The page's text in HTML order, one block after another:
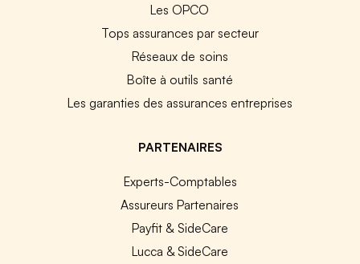
Les OPCO
Tops assurances par secteur
Réseaux de soins
Boîte à outils santé
Les garanties des assurances entreprises
PARTENAIRES
Experts-Comptables
Assureurs Partenaires
Payfit & SideCare
Lucca & SideCare